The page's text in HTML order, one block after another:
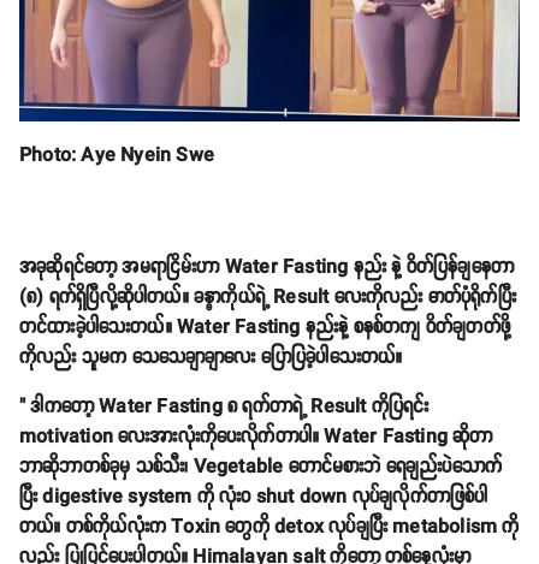
Photo: Aye Nyein Swe
အခုဆိုရင်တော့ အမရာငြိမ်းဟာ Water Fasting နည်း နဲ့ ဝိတ်ပြန်ချနေတာ
(၈) ရက်ရှိပြီလို့ဆိုပါတယ်။ ခန္ဓာကိုယ်ရဲ့ Result လေးကိုလည်း ဓာတ်ပုံရိုက်ပြီး
တင်ထားခဲ့ပါသေးတယ်။ Water Fasting နည်းနဲ့ စနစ်တကျ ဝိတ်ချတတ်ဖို့
ကိုလည်း သူမက သေသေချာချာလေး ပြောပြခဲ့ပါသေးတယ်။
" ဒါကတော့ Water Fasting ၈ ရက်တာရဲ့ Result ကိုပြရင်း
motivation လေးအားလုံးကိုပေးလိုက်တာပါ။ Water Fasting ဆိုတာ
ဘာဆိုဘာတစ်ခုမှ သစ်သီး၊ Vegetable တောင်မစားဘဲ ရေချည်းပဲသောက်
ပြီး digestive system ကို လုံးဝ shut down လုပ်ချလိုက်တာဖြစ်ပါ
တယ်။ တစ်ကိုယ်လုံးက Toxin တွေကို detox လုပ်ချပြီး metabolism ကို
လည်း ပြုပြင်ပေးပါတယ်။ Himalayan salt ကိုတော့ တစ်နေ့လုံးမှာ